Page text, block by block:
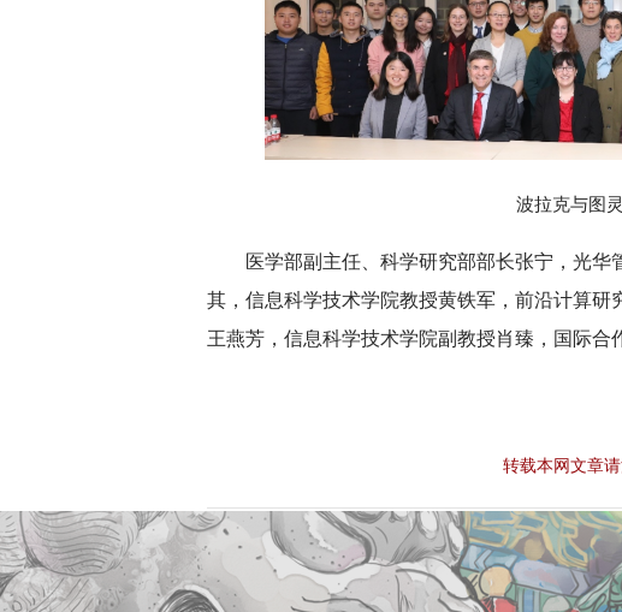
波拉克与图
医学部副主任、科学研究部部长张宁，光
其，信息科学技术学院教授黄铁军，前沿计算
王燕芳，信息科学技术学院副教授肖臻，国际合
转载本网文章